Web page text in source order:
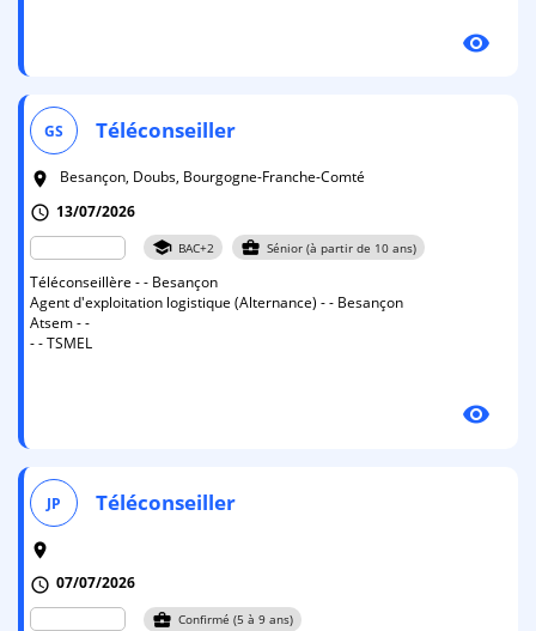
visibility
GS Téléconseiller
room
Besançon, Doubs, Bourgogne-Franche-Comté
schedule 13/07/2026
school BAC+2 business_center Sénior (à partir de 10 ans)
Téléconseillère - - Besançon
Agent d'exploitation logistique (Alternance) - - Besançon
Atsem - -
- - TSMEL
visibility
JP Téléconseiller
room
schedule 07/07/2026
business_center Confirmé (5 à 9 ans)